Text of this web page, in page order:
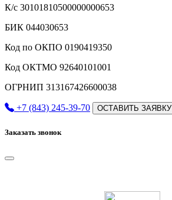
К/с 30101810500000000653
БИК 044030653
Код по ОКПО 0190419350
Код ОКТМО 92640101001
ОГРНИП 313167426600038
+7 (843) 245-39-70 ОСТАВИТЬ ЗАЯВКУ
Заказать звонок